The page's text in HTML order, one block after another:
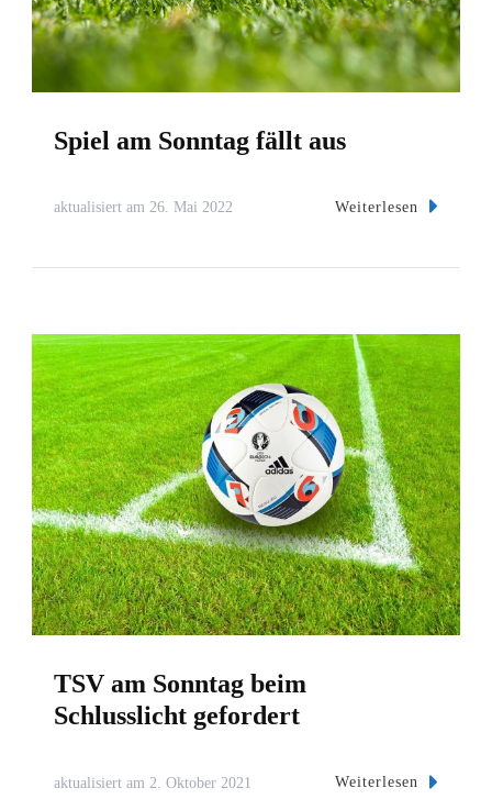
Spiel am Sonntag fällt aus
aktualisiert am 26. Mai 2022 Weiterlesen
TSV am Sonntag beim
Schlusslicht gefordert
aktualisiert am 2. Oktober 2021 Weiterlesen